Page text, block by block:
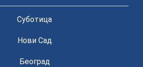
Суботица
Нови Сад
Београд